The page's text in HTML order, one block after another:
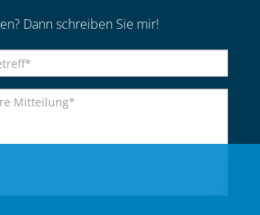
Dann schreiben Sie mir!